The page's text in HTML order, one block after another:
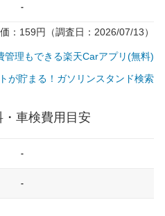
サイズの目安
-
：159円（調査日：2026/07/13）
管理もできる楽天Carアプリ(無料)
が貯まる！ガソリンスタンド検索
車検費用目安
-
-